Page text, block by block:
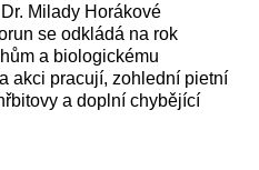
Milady Horákové
se odkládá na rok
a biologickému
akci pracují, zohlední pietní
a doplní chybějící